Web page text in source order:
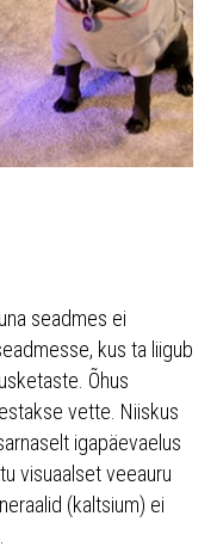
seadmes ei
kus ta liigub
Õhus
vette. Niiskus
igapäevaelus
visuaalset veeauru
(kaltsium) ei